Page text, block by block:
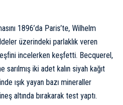
1896’da Paris’te, Wilhelm
üzerindeki parlaklık veren
incelerken keşfetti. Becquerel,
iki adet kalın siyah kağıt
ışık yayan bazı mineraller
altında bırakarak test yaptı.